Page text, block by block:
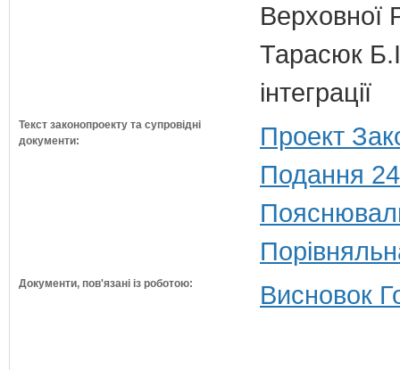
Верховної
Тарасюк
інтеграції
Текст законопроекту та супровідні
документи:
Проект
Подання
Документи, пов'язані із роботою: Висновок